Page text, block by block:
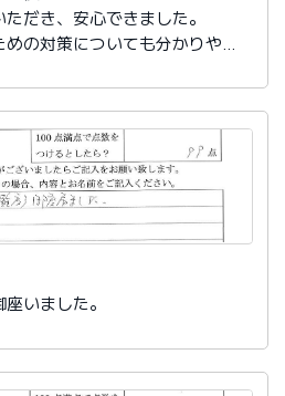
だき、安心できました。
の対策についても分かりやす
。
いました。